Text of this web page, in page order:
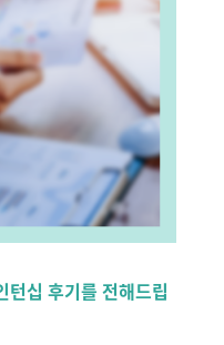
십 후기를 전해드립